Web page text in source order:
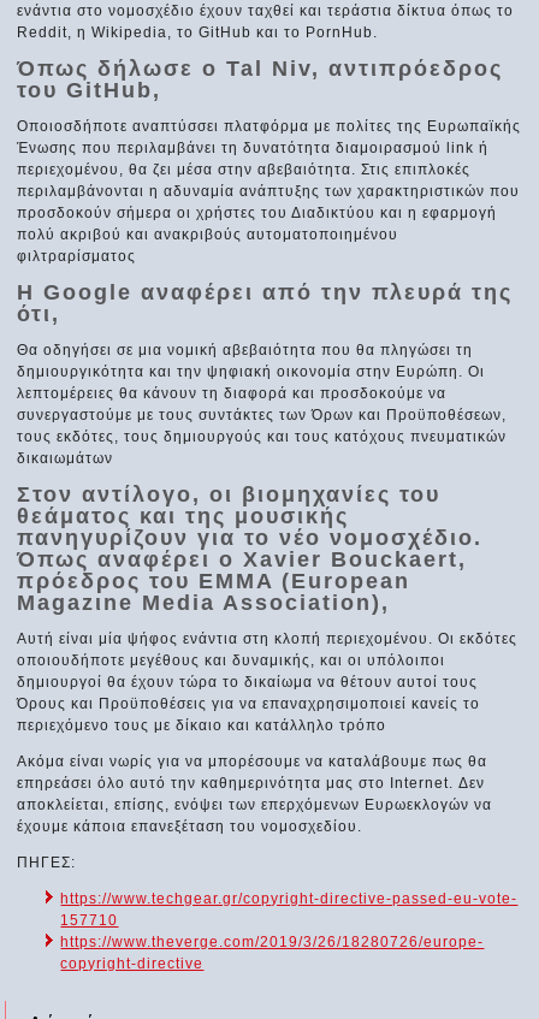
ενάντια στο νομοσχέδιο έχουν ταχθεί και τεράστια δίκτυα όπως το
Reddit, η Wikipedia, το GitHub και το PornHub.
Όπως δήλωσε ο Tal Niv, αντιπρόεδρος
του GitHub,
Οποιοσδήποτε αναπτύσσει πλατφόρμα με πολίτες της Ευρωπαϊκής
Ένωσης που περιλαμβάνει τη δυνατότητα διαμοιρασμού link ή
περιεχομένου, θα ζει μέσα στην αβεβαιότητα. Στις επιπλοκές
περιλαμβάνονται η αδυναμία ανάπτυξης των χαρακτηριστικών που
προσδοκούν σήμερα οι χρήστες του Διαδικτύου και η εφαρμογή
πολύ ακριβού και ανακριβούς αυτοματοποιημένου
φιλτραρίσματος
Η Google αναφέρει από την πλευρά της
ότι,
Θα οδηγήσει σε μια νομική αβεβαιότητα που θα πληγώσει τη
δημιουργικότητα και την ψηφιακή οικονομία στην Ευρώπη. Οι
λεπτομέρειες θα κάνουν τη διαφορά και προσδοκούμε να
συνεργαστούμε με τους συντάκτες των Όρων και Προϋποθέσεων,
τους εκδότες, τους δημιουργούς και τους κατόχους πνευματικών
δικαιωμάτων
Στον αντίλογο, οι βιομηχανίες του
θεάματος και της μουσικής
πανηγυρίζουν για το νέο νομοσχέδιο.
Όπως αναφέρει ο Xavier Bouckaert,
πρόεδρος του EMMA (European
Magazιne Media Association),
Αυτή είναι μία ψήφος ενάντια στη κλοπή περιεχομένου. Οι εκδότες
οποιουδήποτε μεγέθους και δυναμικής, και οι υπόλοιποι
δημιουργοί θα έχουν τώρα το δικαίωμα να θέτουν αυτοί τους
Όρους και Προϋποθέσεις για να επαναχρησιμοποιεί κανείς το
περιεχόμενο τους με δίκαιο και κατάλληλο τρόπο
Ακόμα είναι νωρίς για να μπορέσουμε να καταλάβουμε πως θα
επηρεάσει όλο αυτό την καθημερινότητα μας στο Internet. Δεν
αποκλείεται, επίσης, ενόψει των επερχόμενων Ευρωεκλογών να
έχουμε κάποια επανεξέταση του νομοσχεδίου.
ΠΗΓΕΣ:
https://www.techgear.gr/copyright-directive-passed-eu-vote-
157710
https://www.theverge.com/2019/3/26/18280726/europe-
copyright-directive